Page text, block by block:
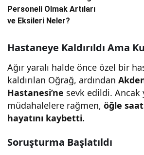
Personeli Olmak Artıları
ve Eksileri Neler?
Hastaneye Kaldırıldı Ama
Ağır yaralı halde önce özel bir
kaldırılan Oğrağ, ardından
Hastanesi’ne sevk edildi. Ancak
müdahalelere rağmen,öğle
hayatını kaybetti.
Soruşturma Başlatıldı